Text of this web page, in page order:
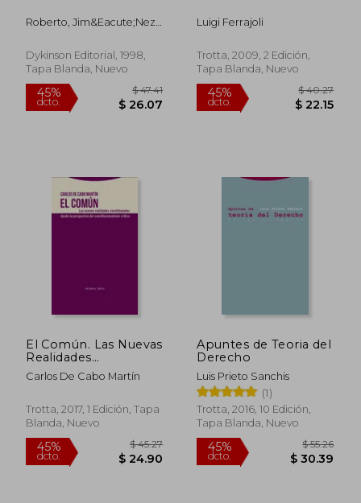
Roberto, Jim&Eacute;Nez
Moreira Aguirre, Diana
Gabriela Beltr&Aacute;N
Zambrano
Dykinson Editorial, 1998,
Tapa Blanda, Nuevo
45%
dcto. $ 26.07
Luigi Ferrajoli
Trotta, 2009, 2 Edición,
Tapa Blanda, Nuevo
dcto.
El Común. Las Nuevas
Realidades
Constituyentes Desde
la Perspectiva del
Crítico (Estructuras y
Procesos. Derecho)
Carlos De Cabo Martín
Trotta, 2017, 1 Edición, Tapa
Blanda, Nuevo
Apuntes de Teoria del
Derecho
Luis Prieto Sanchis
(1)
Trotta, 2016, 10 Edición,
Tapa Blanda, Nuevo